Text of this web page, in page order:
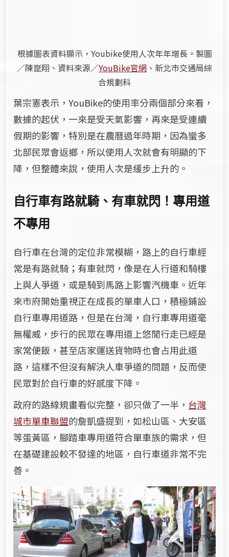
根據圖表資料顯示，Youbike使用人次年年增長。製圖
／陳崑翔、資料來源／YouBike官網 、新北市交通局綜
合規劃科
葉宗憲​表示，YouBike的使用率分兩個部分來看，
數據的起伏，一來是受天氣影響，再來是受連續
假期的影響，特別是在農曆過年時期，因為蠻多
北部民眾會返鄉，所以使用人次就會有明顯的下
降，但整體來說，使用人次是緩步上升的。
自行車有路就騎、有車就閃！專用道
不專用
自行車在台灣的定位非常模糊，路上的自行車經
常是有路就騎；有車就閃，像是在人行道和騎樓
上與人爭道，或是騎到馬路上影響汽機車。近年
來市府開始重視正在成長的單車人口，積極鋪設
自行車專用道路，但是在台灣，自行車專用道毫
無權威，步行的民眾在專用道上悠閒行走已經是
家常便飯，甚至店家運送貨物時也會占用此道
路，這樣不但沒有解決人車爭道的問題，反而使
民眾對於自行車的好感度下降。
政府的路線規畫看似完整，卻只做了一半， 台灣
城市單車聯盟的詹凱盛提到，如松山區、大安區
等蛋黃區，腳踏車專用道符合單車族的需求，但
在基礎建設較不發達的地區，自行車道非常不完
善。